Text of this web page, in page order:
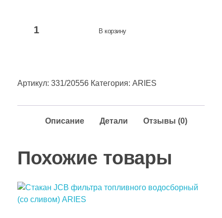
В корзину
Артикул: 331/20556 Категория: ARIES
Описание Детали Отзывы (0)
Похожие товары